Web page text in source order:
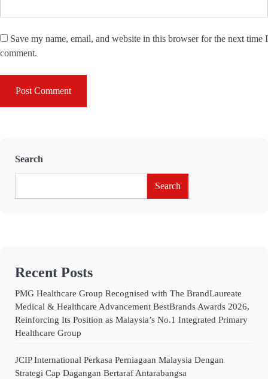
Save my name, email, and website in this browser for the next time I
comment.
Search
Search
Recent Posts
PMG Healthcare Group Recognised with The BrandLaureate
Medical & Healthcare Advancement BestBrands Awards 2026,
Reinforcing Its Position as Malaysia’s No.1 Integrated Primary
Healthcare Group
JCIP International Perkasa Perniagaan Malaysia Dengan
Strategi Cap Dagangan Bertaraf Antarabangsa